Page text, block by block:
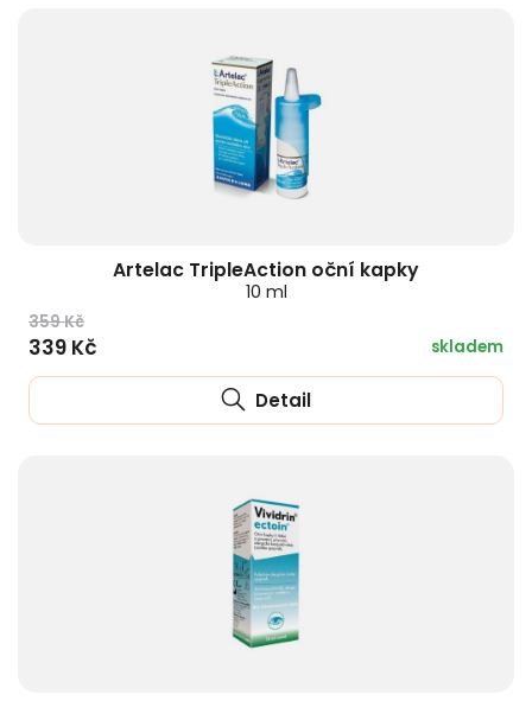
Artelac TripleAction oční kapky
10 ml
359 Kč
339 Kč skladem
Detail